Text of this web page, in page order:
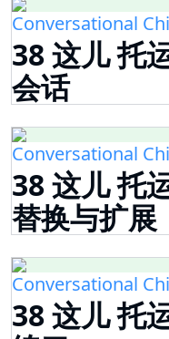
Conversational
38 这儿 托
会话
Conversational
38 这儿 托
替换与扩展
Conversational
38 这儿 托